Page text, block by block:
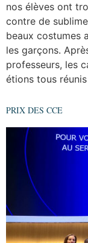
nos élèves ont
contre de
beaux costumes
les garçons.
professeurs, les
étions tous
PRIX DES CCE